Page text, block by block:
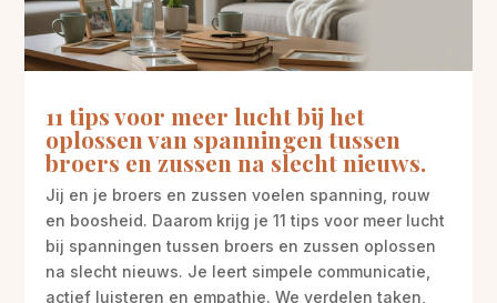
11 tips voor meer lucht bij het
oplossen van spanningen tussen
broers en zussen na slecht nieuws.
Jij en je broers en zussen voelen spanning, rouw
en boosheid. Daarom krijg je 11 tips voor meer lucht
bij spanningen tussen broers en zussen oplossen
na slecht nieuws. Je leert simpele communicatie,
actief luisteren en empathie. We verdelen taken,